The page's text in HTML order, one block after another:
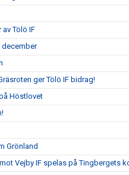
Tölö IF
december
ger Tölö IF bidrag!
Höstlovet
Grönland
Vejby IF spelas på Tingbergets